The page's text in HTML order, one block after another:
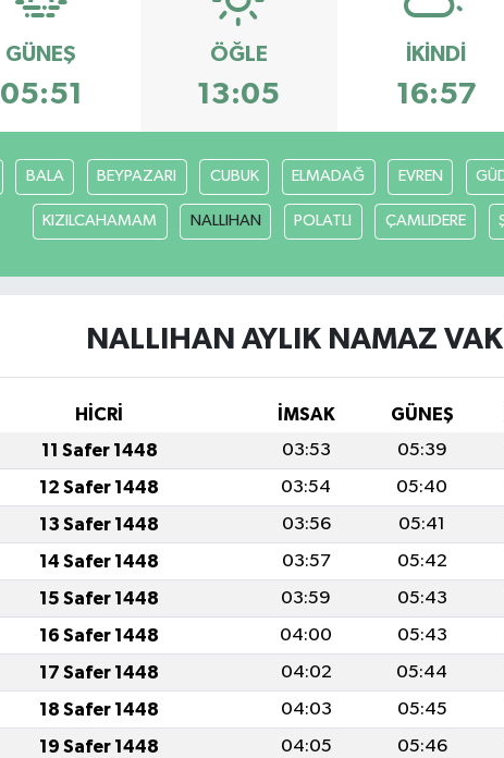
GÜNEŞ
05:51
ÖĞLE
13:05
İKINDI
16:57
BALA BEYPAZARI CUBUK ELMADAĞ EVREN
KIZILCAHAMAM NALLIHAN POLATLI ÇAMLIDERE
NALLIHAN AYLIK NAMAZ
HİCRİ İMSAK GÜNEŞ
11 Safer 1448 03:53 05:39
12 Safer 1448 03:54 05:40
13 Safer 1448 03:56 05:41
14 Safer 1448 03:57 05:42
15 Safer 1448 03:59 05:43
16 Safer 1448 04:00 05:43
17 Safer 1448 04:02 05:44
18 Safer 1448 04:03 05:45
19 Safer 1448 04:05 05:46